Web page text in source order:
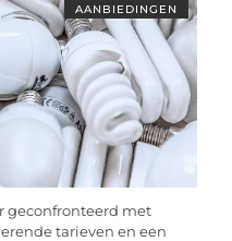
AANBIEDINGEN
geconfronteerd met
tarieven en een